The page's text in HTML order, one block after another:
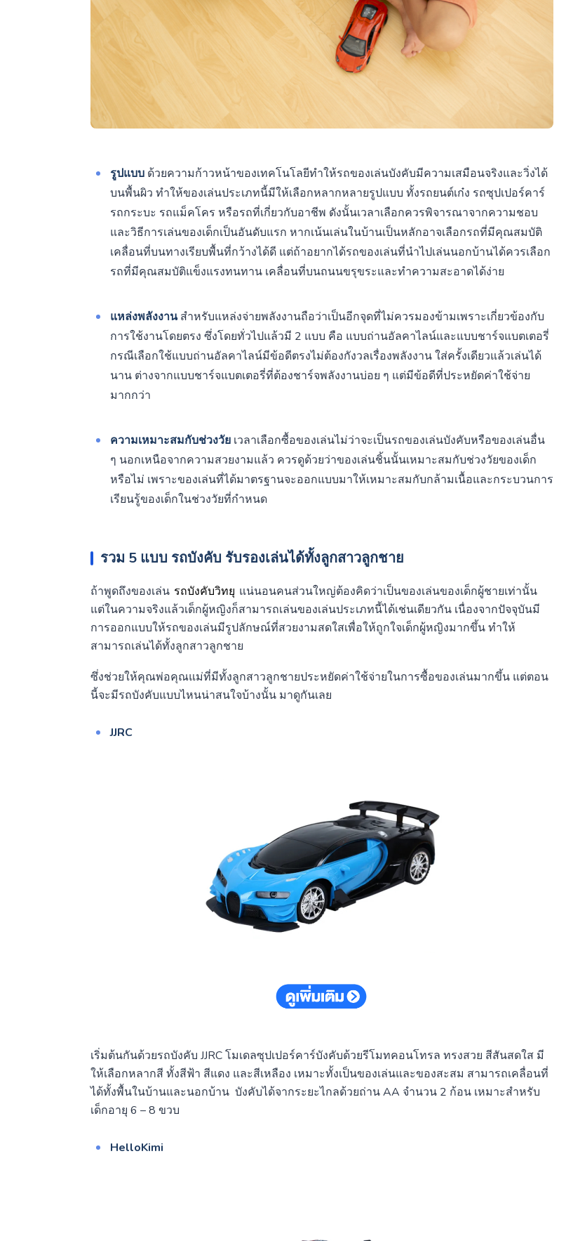
รูปแบบด้วยความก้าวหน้าของเทคโนโลยีทำให้รถของเล่นบังคับมีความเสมือนจริงและวิ่งได้
บนพื้นผิว ทำให้ของเล่นประเภทนี้มีให้เลือกหลากหลายรูปแบบ ทั้งรถยนต์เก๋ง รถซุปเปอร์คาร์
รถกระบะ รถแม็คโคร หรือรถที่เกี่ยวกับอาชีพ ดังนั้นเวลาเลือกควรพิจารณาจากความชอบ
และวิธีการเล่นของเด็กเป็นอันดับแรก หากเน้นเล่นในบ้านเป็นหลักอาจเลือกรถที่มีคุณสมบัติ
เคลื่อนที่บนทางเรียบพื้นที่กว้างได้ดี แต่ถ้าอยากได้รถของเล่นที่นำไปเล่นนอกบ้านได้ควรเลือก
รถที่มีคุณสมบัติแข็งแรงทนทาน เคลื่อนที่บนถนนขรุขระและทำความสะอาดได้ง่าย
แหล่งพลังงานสำหรับแหล่งจ่ายพลังงานถือว่าเป็นอีกจุดที่ไม่ควรมองข้ามเพราะเกี่ยวข้องกับ
การใช้งานโดยตรง ซึ่งโดยทั่วไปแล้วมี 2 แบบ คือ แบบถ่านอัลคาไลน์และแบบชาร์จแบตเตอรี่
กรณีเลือกใช้แบบถ่านอัลคาไลน์มีข้อดีตรงไม่ต้องกังวลเรื่องพลังงาน ใส่ครั้งเดียวแล้วเล่นได้
นาน ต่างจากแบบชาร์จแบตเตอรี่ที่ต้องชาร์จพลังงานบ่อย ๆ แต่มีข้อดีที่ประหยัดค่าใช้จ่าย
มากกว่า
ความเหมาะสมกับช่วงวัยเวลาเลือกซื้อของเล่นไม่ว่าจะเป็นรถของเล่นบังคับหรือของเล่นอื่น
ๆ นอกเหนือจากความสวยงามแล้ว ควรดูด้วยว่าของเล่นชิ้นนั้นเหมาะสมกับช่วงวัยของเด็ก
หรือไม่ เพราะของเล่นที่ได้มาตรฐานจะออกแบบมาให้เหมาะสมกับกล้ามเนื้อและกระบวนการ
เรียนรู้ของเด็กในช่วงวัยที่กำหนด
รวม 5 แบบ รถบังคับ รับรองเล่นได้ทั้งลูกสาวลูกชาย
ถ้าพูดถึงของเล่น รถบังคับวิทยุ แน่นอนคนส่วนใหญ่ต้องคิดว่าเป็นของเล่นของเด็กผู้ชายเท่านั้น
แต่ในความจริงแล้วเด็กผู้หญิงก็สามารถเล่นของเล่นประเภทนี้ได้เช่นเดียวกัน เนื่องจากปัจจุบันมี
การออกแบบให้รถของเล่นมีรูปลักษณ์ที่สวยงามสดใสเพื่อให้ถูกใจเด็กผู้หญิงมากขึ้น ทำให้
สามารถเล่นได้ทั้งลูกสาวลูกชาย
ซึ่งช่วยให้คุณพ่อคุณแม่ที่มีทั้งลูกสาวลูกชายประหยัดค่าใช้จ่ายในการซื้อของเล่นมากขึ้น แต่ตอน
นี้จะมีรถบังคับแบบไหนน่าสนใจบ้างนั้น มาดูกันเลย
JJRC
เริ่มต้นกันด้วยรถบังคับ JJRC โมเดลซุปเปอร์คาร์บังคับด้วยรีโมทคอนโทรล ทรงสวย สีสันสดใส มี
ให้เลือกหลากสี ทั้งสีฟ้า สีแดง และสีเหลือง เหมาะทั้งเป็นของเล่นและของสะสม สามารถเคลื่อนที่
ได้ทั้งพื้นในบ้านและนอกบ้าน บังคับได้จากระยะไกลด้วยถ่าน AA จำนวน 2 ก้อน เหมาะสำหรับ
เด็กอายุ 6 – 8 ขวบ
HelloKimi